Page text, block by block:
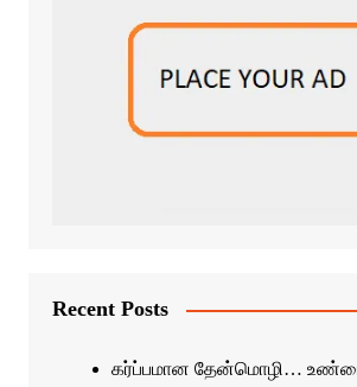
Recent Posts
கர்ப்பமான தேன்மொழி… உண்மை